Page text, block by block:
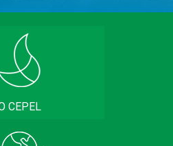
CEPEL